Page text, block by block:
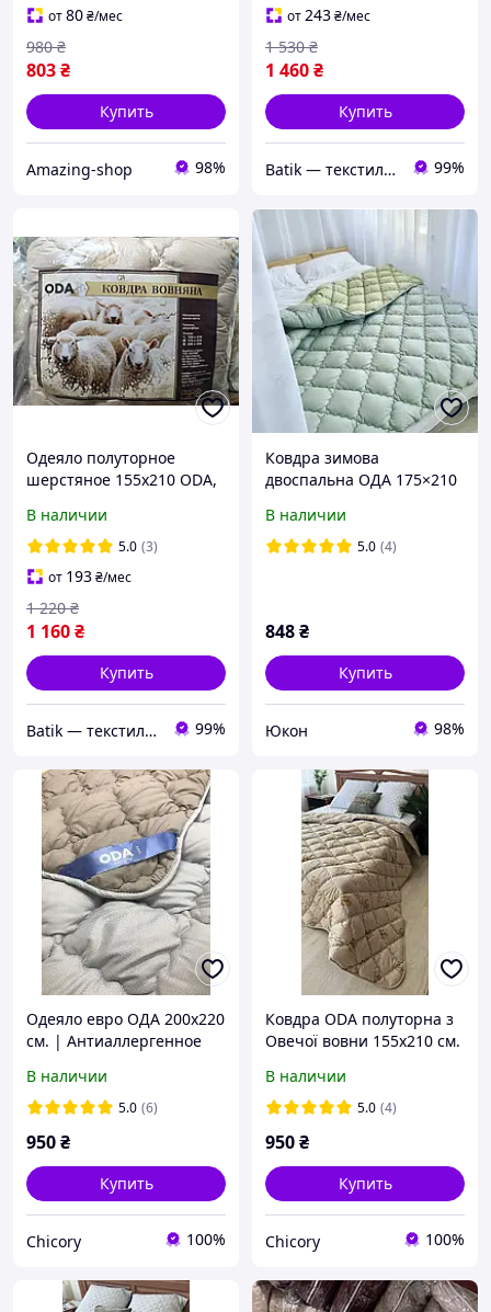
от80₴/мес
803₴
980 ₴
Купить
Amazing-shop 98%
от243₴/мес
1 460₴
1 530 ₴
Купить
Batik — текстиль, который дарит уют вашему дому! 99%
Одеяло полуторное
шерстяное 155х210 ODA,
овчине бежевого цвета
В наличии
5.0 (3)
от 193₴/мес
1 160₴
1 220 ₴
Купить
Batik — текстиль, который дарит уют вашему дому! 99%
Ковдра зимова
двоспальна ОДА 175×210
В наличии
5.0 (4)
848₴
Купить
Юкон 98%
Одеяло евро ОДА 200х220
см. | Антиаллергенное
Одеяло стёганное теплое
ODA
В наличии
5.0 (6)
950₴
Купить
Chicory 100%
Ковдра ODA полуторна з
Овечої вовни 155х210 см.
Ковдра на овчині
В наличии
5.0 (4)
950₴
Купить
Chicory 100%